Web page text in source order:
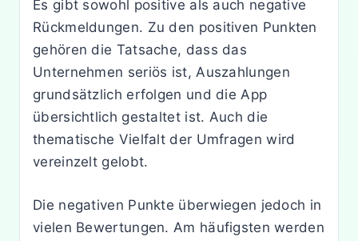
Es gibt sowohl positive als auch negative
Rückmeldungen. Zu den positiven Punkten
gehören die Tatsache, dass das
Unternehmen seriös ist, Auszahlungen
grundsätzlich erfolgen und die App
übersichtlich gestaltet ist. Auch die
thematische Vielfalt der Umfragen wird
vereinzelt gelobt.
Die negativen Punkte überwiegen jedoch in
vielen Bewertungen. Am häufigsten werden